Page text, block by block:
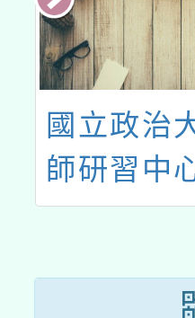
國立政治
師研習中
教育部補
「114年
中等以下